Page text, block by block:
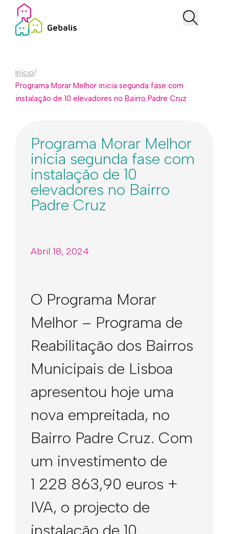
Início/
Programa Morar Melhor inicia segunda fase com
instalação de 10 elevadores no Bairro Padre Cruz
Programa Morar Melhor
inicia segunda fase com
instalação de 10
elevadores no Bairro
Padre Cruz
Abril 18, 2024
O Programa Morar
Melhor – Programa de
Reabilitação dos Bairros
Municipais de Lisboa
apresentou hoje uma
nova empreitada, no
Bairro Padre Cruz. Com
um investimento de
1 228 863,90 euros +
IVA, o projecto de
instalação de 10